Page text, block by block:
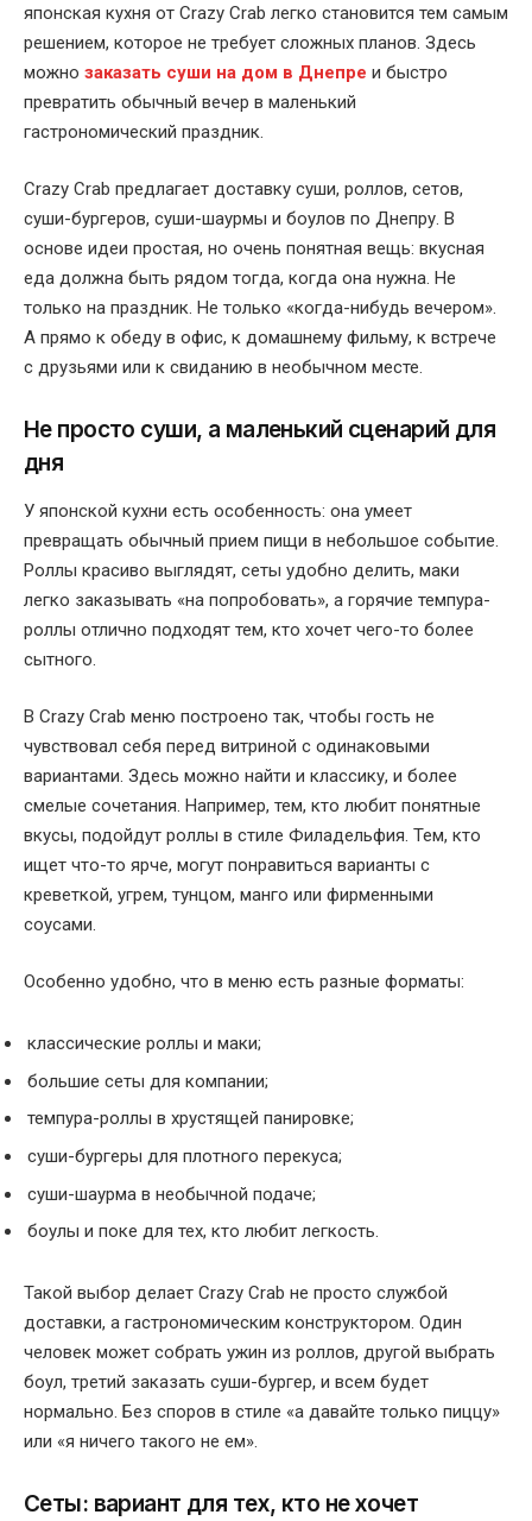
японская кухня от Crazy Crab легко становится тем самым
решением, которое не требует сложных планов. Здесь
можно заказать суши на дом в Днепре и быстро
превратить обычный вечер в маленький
гастрономический праздник.
Crazy Crab предлагает доставку суши, роллов, сетов,
суши-бургеров, суши-шаурмы и боулов по Днепру. В
основе идеи простая, но очень понятная вещь: вкусная
еда должна быть рядом тогда, когда она нужна. Не
только на праздник. Не только «когда-нибудь вечером».
А прямо к обеду в офис, к домашнему фильму, к встрече
с друзьями или к свиданию в необычном месте.
Не просто суши, а маленький сценарий для
дня
У японской кухни есть особенность: она умеет
превращать обычный прием пищи в небольшое событие.
Роллы красиво выглядят, сеты удобно делить, маки
легко заказывать «на попробовать», а горячие темпура-
роллы отлично подходят тем, кто хочет чего-то более
сытного.
В Crazy Crab меню построено так, чтобы гость не
чувствовал себя перед витриной с одинаковыми
вариантами. Здесь можно найти и классику, и более
смелые сочетания. Например, тем, кто любит понятные
вкусы, подойдут роллы в стиле Филадельфия. Тем, кто
ищет что-то ярче, могут понравиться варианты с
креветкой, угрем, тунцом, манго или фирменными
соусами.
Особенно удобно, что в меню есть разные форматы:
классические роллы и маки;
большие сеты для компании;
темпура-роллы в хрустящей панировке;
суши-бургеры для плотного перекуса;
суши-шаурма в необычной подаче;
боулы и поке для тех, кто любит легкость.
Такой выбор делает Crazy Crab не просто службой
доставки, а гастрономическим конструктором. Один
человек может собрать ужин из роллов, другой выбрать
боул, третий заказать суши-бургер, и всем будет
нормально. Без споров в стиле «а давайте только пиццу»
или «я ничего такого не ем».
Сеты: вариант для тех, кто не хочет